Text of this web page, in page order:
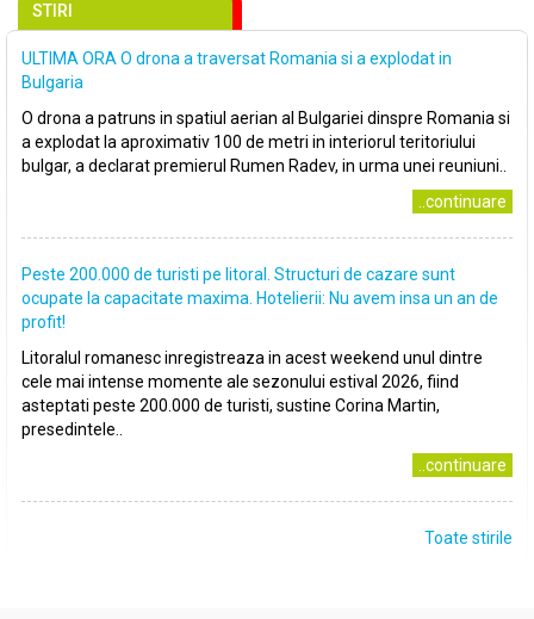
STIRI
ULTIMA ORA O drona a traversat Romania si a explodat in
Bulgaria
O drona a patruns in spatiul aerian al Bulgariei dinspre Romania si
a explodat la aproximativ 100 de metri in interiorul teritoriului
bulgar, a declarat premierul Rumen Radev, in urma unei reuniuni..
..continuare
Peste 200.000 de turisti pe litoral. Structuri de cazare sunt
ocupate la capacitate maxima. Hotelierii: Nu avem insa un an de
profit!
Litoralul romanesc inregistreaza in acest weekend unul dintre
cele mai intense momente ale sezonului estival 2026, fiind
asteptati peste 200.000 de turisti, sustine Corina Martin,
presedintele..
..continuare
Toate stirile